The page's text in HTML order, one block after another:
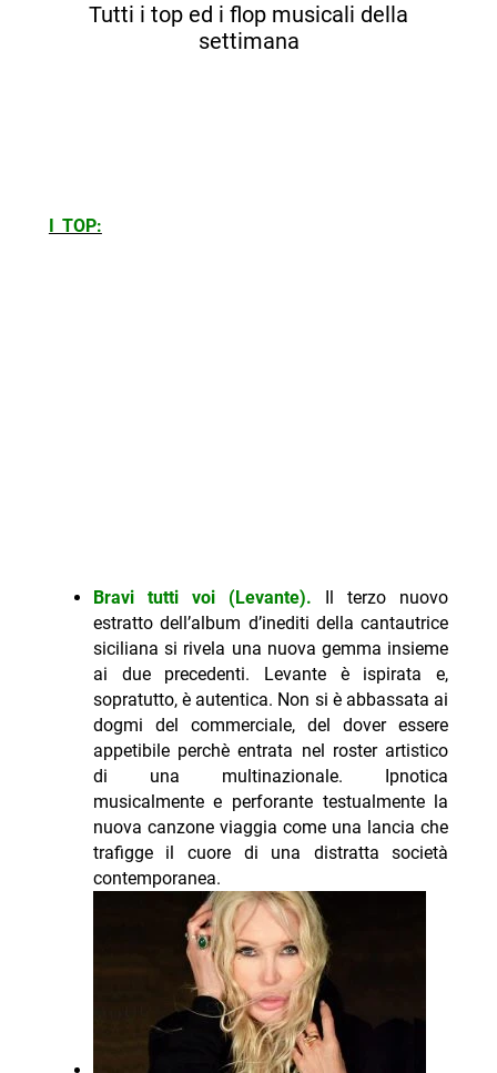
Tutti i top ed i flop musicali della
settimana
I TOP:
Bravi tutti voi (Levante). Il terzo nuovo
estratto dell’album d’inediti della cantautrice
siciliana si rivela una nuova gemma insieme
ai due precedenti. Levante è ispirata e,
sopratutto, è autentica. Non si è abbassata ai
dogmi del commerciale, del dover essere
appetibile perchè entrata nel roster artistico
di una multinazionale. Ipnotica
musicalmente e perforante testualmente la
nuova canzone viaggia come una lancia che
trafigge il cuore di una distratta società
contemporanea.